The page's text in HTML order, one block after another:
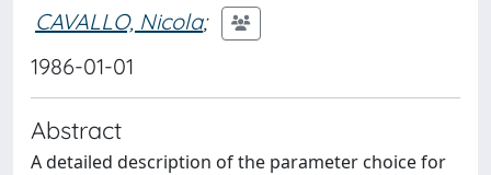
CAVALLO, Nicola;
1986-01-01
Abstract
A detailed description of the parameter choice for